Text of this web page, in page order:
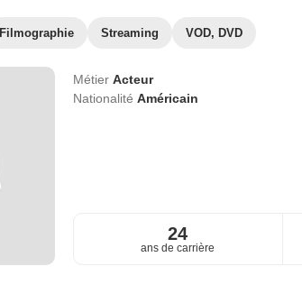
Filmographie Streaming VOD, DVD
Métier Acteur
Nationalité Américain
24
ans de carrière